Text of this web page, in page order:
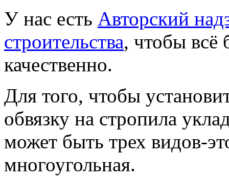
У нас есть Авторский
строительства, чтобы всё
качественно.
Для того, чтобы
обвязку на стропила
может быть трех видов-
многоугольная.